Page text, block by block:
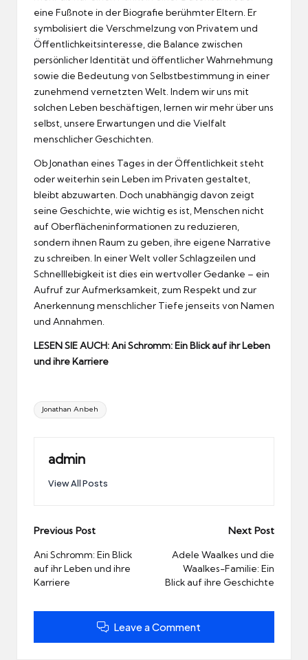
eine Fußnote in der Biografie berühmter Eltern. Er
symbolisiert die Verschmelzung von Privatem und
Öffentlichkeitsinteresse, die Balance zwischen
persönlicher Identität und öffentlicher Wahrnehmung
sowie die Bedeutung von Selbstbestimmung in einer
zunehmend vernetzten Welt. Indem wir uns mit
solchen Leben beschäftigen, lernen wir mehr über uns
selbst, unsere Erwartungen und die Vielfalt
menschlicher Geschichten.
Ob Jonathan eines Tages in der Öffentlichkeit steht
oder weiterhin sein Leben im Privaten gestaltet,
bleibt abzuwarten. Doch unabhängig davon zeigt
seine Geschichte, wie wichtig es ist, Menschen nicht
auf Oberflächeninformationen zu reduzieren,
sondern ihnen Raum zu geben, ihre eigene Narrative
zu schreiben. In einer Welt voller Schlagzeilen und
Schnelllebigkeit ist dies ein wertvoller Gedanke – ein
Aufruf zur Aufmerksamkeit, zum Respekt und zur
Anerkennung menschlicher Tiefe jenseits von Namen
und Annahmen.
LESEN SIE AUCH:Ani Schromm: Ein Blick auf ihr Leben
und ihre Karriere
Tags:
Jonathan Anbeh
admin
View All Posts
Post
navigation
Previous Post
Ani Schromm: Ein Blick
auf ihr Leben und ihre
Karriere
Next Post
Adele Waalkes und die
Waalkes-Familie: Ein
Blick auf ihre Geschichte
Leave a Comment